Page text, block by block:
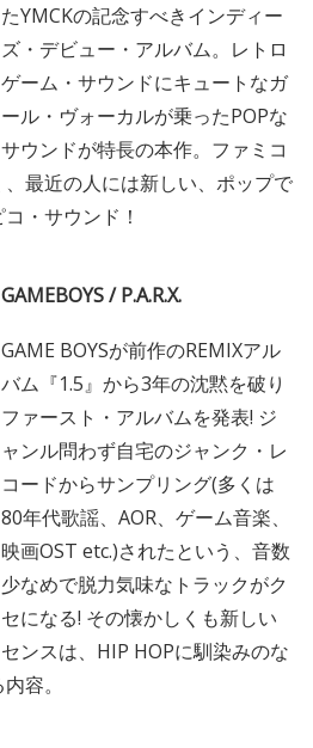
たYMCKの記念すべきインディー
ズ・デビュー・アルバム。レトロ
ゲーム・サウンドにキュートなガ
ール・ヴォーカルが乗ったPOPな
サウンドが特長の本作。ファミコ
最近の人には新しい、ポップで
・サウンド！
GAMEBOYS / P.A.R.X.
GAME BOYSが前作のREMIXアル
バム『1.5』から3年の沈黙を破り
ファースト・アルバムを発表! ジ
ャンル問わず自宅のジャンク・レ
コードからサンプリング(多くは
80年代歌謡、AOR、ゲーム音楽、
映画OST etc.)されたという、音数
少なめで脱力気味なトラックがク
セになる! その懐かしくも新しい
センスは、HIP HOPに馴染みのな
容。